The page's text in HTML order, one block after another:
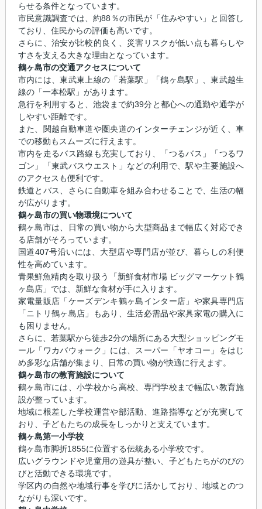
らせる条件となっています。
市民意識調査では、約88％の市民が「住みやすい」と回答し
ており、住民からの評価も高いです。
さらに、治安が比較的良く、災害リスクが低い点も暮らしや
すさを支える大きな理由となっています。
鶴ヶ島市の交通アクセスについて
市内には、東武東上線の「若葉駅」「鶴ヶ島駅」、東武越生
線の「一本松駅」があります。
急行を利用すると、池袋まで約39分と都心への通勤や通学が
しやすい距離です。
また、関越自動車道や圏央道のインターチェンジが近く、車
での移動もスムーズに行えます。
市内を走るバス路線も充実しており、「つるバス」「つるワ
ゴン」「東武バスウエスト」などの利用で、駅や主要施設へ
のアクセスも便利です。
鉄道とバス、さらに自動車を組み合わせることで、生活の幅
が広がります。
鶴ヶ島市の買い物環境について
鶴ヶ島市は、日常の買い物から大型商品まで幅広く対応でき
る店舗がそろっています。
国道407号沿いには、大型店や専門店が並び、暮らしの利便
性を高めています。
青果鮮魚精肉を取り扱う「新鮮食材市場 ビッグマーケット鶴
ヶ島店」では、新鮮な食材が手に入ります。
家電量販店「ケーズデンキ鶴ヶ島インター店」や家具専門店
「ニトリ鶴ヶ島店」もあり、生活必需品や家具家電の購入に
も困りません。
さらに、若葉駅から徒歩2分の場所にある大型ショッピングモ
ール「ワカバウォーク」には、スーパー「ヤオコー」をはじ
め多彩な店舗が集まり、日常の買い物が快適に行えます。
鶴ヶ島市の教育施設について
鶴ヶ島市には、小学校から高校、専門学校まで幅広い教育施
設が整っています。
地域に根差した学校運営や部活動、進路指導などが充実して
おり、子どもたちの成長をしっかりと支えています。
鶴ヶ島第一小学校
鶴ヶ島市脚折1855に位置する伝統ある小学校です。
広いグラウンドや児童用の遊具が整い、子どもたちがのびの
びと活動できる環境です。
学区内の自然や地域行事を学びに活かしており、地域とのつ
ながりも深いです。